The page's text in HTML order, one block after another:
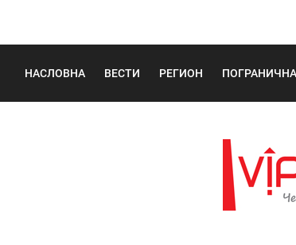
НАСЛОВНА ВЕСТИ РЕГИОН